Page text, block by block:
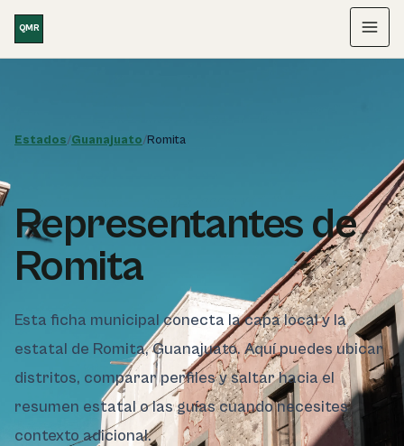
QMR Menú
Estados/Guanajuato/Romita
Representantes de
Romita
Esta ficha municipal conecta la capa local y la
estatal de Romita, Guanajuato. Aquí puedes ubicar
distritos, comparar perfiles y saltar hacia el
resumen estatal o las guías cuando necesites
contexto adicional.